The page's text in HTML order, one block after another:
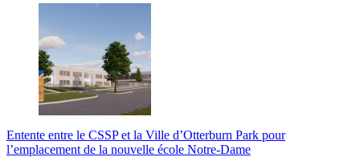
Entente entre le CSSP et la Ville d’Otterburn Park pour
l’emplacement de la nouvelle école Notre-Dame